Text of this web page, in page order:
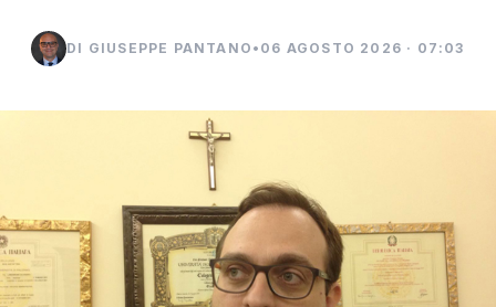
DI GIUSEPPE PANTANO • 06 AGOSTO 2026 · 07:03